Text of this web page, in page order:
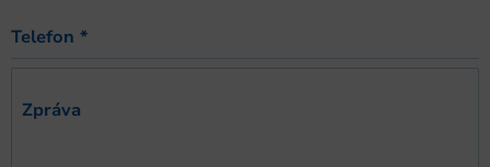
Telefon *
Zpráva